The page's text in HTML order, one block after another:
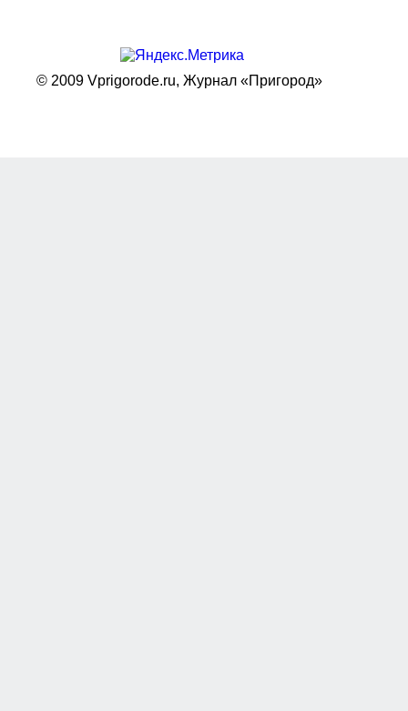
© 2009 Vprigorode.ru, Журнал «Пригород»